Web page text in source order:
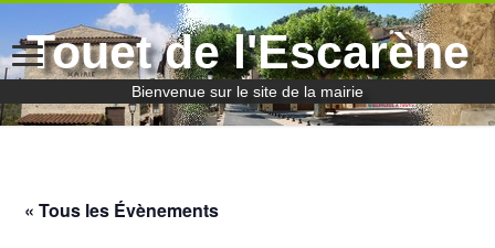
Touet de l'Escarène
Bienvenue sur le site de la mairie
« Tous les Évènements